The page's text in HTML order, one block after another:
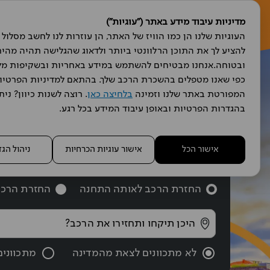
מדיניות עיבוד מידע באתר ("עוגיות")
המפורטת באתר שלנו וזמינה בלחיצה כאן
בהגדרות הפרטיות ובאופן עיבוד המידע בכל רגע.
אישור הכל אישור עוגיות הכרחיות ניהול
החזרת הרכב לאותה התחנה החזרת
לא מתכוונים לצאת מהמדינה